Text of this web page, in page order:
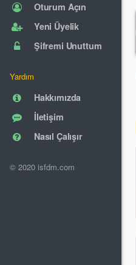
Oturum Açın
Yeni Üyelik
Şifremi Unuttum
Yardım
Hakkımızda
İletişim
Nasıl Çalışır
© 2020 isfdm.com